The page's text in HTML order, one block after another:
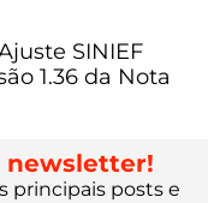
SINIEF
1.36 da Nota
newsletter!
principais posts e